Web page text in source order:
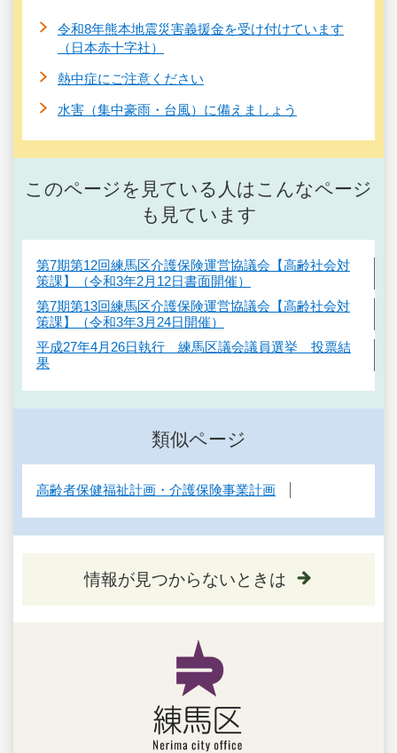
令和8年熊本地震災害義援金を受け付けています
（日本赤十字社）
熱中症にご注意ください
水害（集中豪雨・台風）に備えましょう
このページを見ている人はこんなページ
も見ています
第7期第12回練馬区介護保険運営協議会【高齢社会対
策課】（令和3年2月12日書面開催）
第7期第13回練馬区介護保険運営協議会【高齢社会対
策課】（令和3年3月24日開催）
平成27年4月26日執行 練馬区議会議員選挙 投票結
果
類似ページ
高齢者保健福祉計画・介護保険事業計画
情報が見つからないときは